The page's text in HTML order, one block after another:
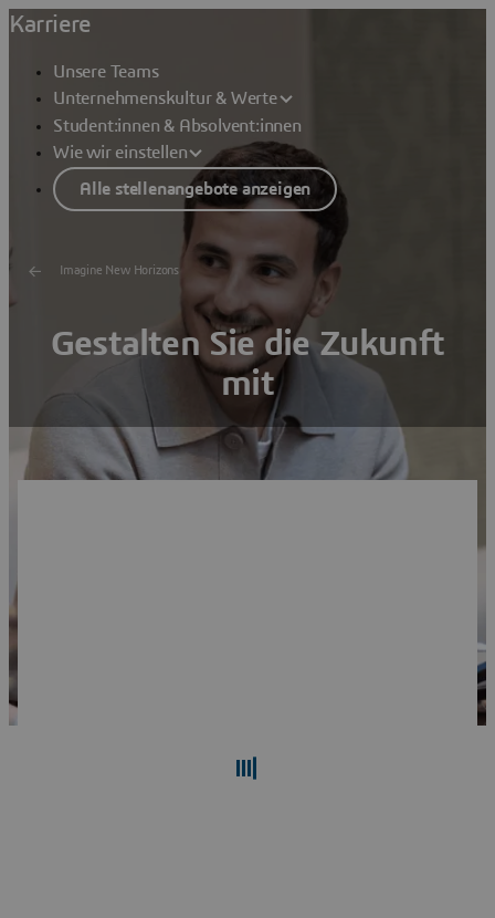
Karriere
Unsere Teams
Unternehmenskultur & Werte
Student:innen & Absolvent:innen
Wie wir einstellen
Alle stellenangebote anzeigen
Imagine New Horizons
Gestalten Sie die Zukunft
mit